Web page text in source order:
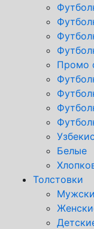
Промо
Белые
Толстовки